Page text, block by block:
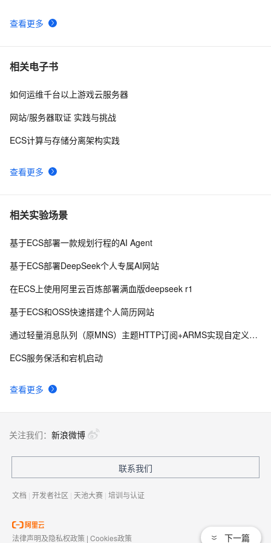
查看更多
相关电子书
查看更多
如何运维千台以上游戏云服务器
网站/服务器取证 实践与挑战
ECS计算与存储分离架构实践
相关实验场景
查看更多
基于ECS部署一款规划行程的AI Agent
基于ECS部署DeepSeek个人专属AI网站
在ECS上使用阿里云百炼部署满血版deepseek r1
基于ECS和OSS快速搭建个人简历网站
通过轻量消息队列（原MNS）主题HTTP订阅+ARMS实现自定义数据多渠道告警
ECS服务保活和宕机启动
下一篇
关注我们： 新浪微博
联系我们
文档 | 开发者社区 | 天池大赛 | 培训与认证
法律声明及隐私权政策 | Cookies政策